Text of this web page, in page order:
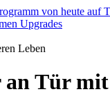
Upgrades
Tür mit